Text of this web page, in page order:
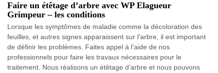
Faire un étêtage d’arbre avec WP Elagueur
Grimpeur – les conditions
Lorsque les symptômes de maladie comme la décoloration des
feuilles, et autres signes apparaissent sur l’arbre, il est important
de définir les problèmes. Faites appel à l'aide de nos
professionnels pour faire les travaux nécessaires pour le
traitement. Nous réalisons un étêtage d’arbre et nous pouvons